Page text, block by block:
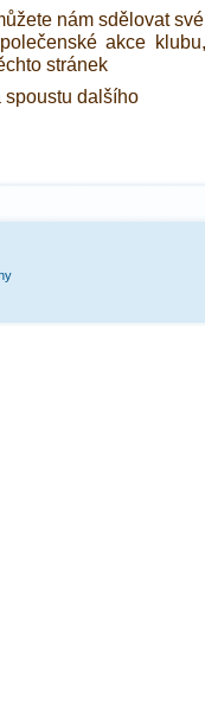
nám sdělovat
akce
stránek
spoustu dalšího